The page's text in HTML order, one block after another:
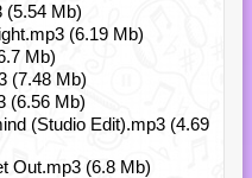
(5.54 Mb)
(6.19 Mb)
Mb)
(7.48 Mb)
(6.56 Mb)
(Studio Edit).mp3 (4.69
Out.mp3 (6.8 Mb)